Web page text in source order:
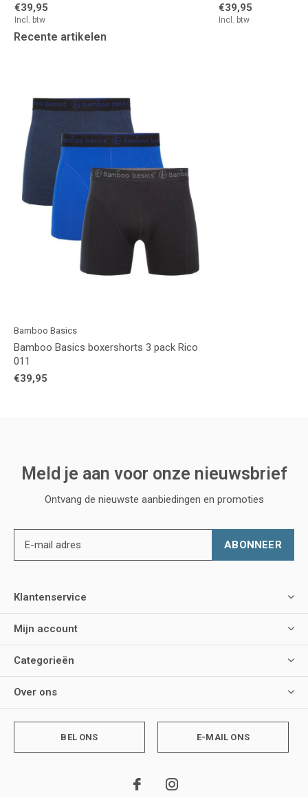
€39,95
Incl. btw
€39,95
Incl. btw
Recente artikelen
Bamboo Basics
Bamboo Basics boxershorts 3 pack Rico
011
€39,95
Meld je aan voor onze nieuwsbrief
Ontvang de nieuwste aanbiedingen en promoties
ABONNEER
Klantenservice
Mijn account
Categorieën
Over ons
BEL ONS E-MAIL ONS